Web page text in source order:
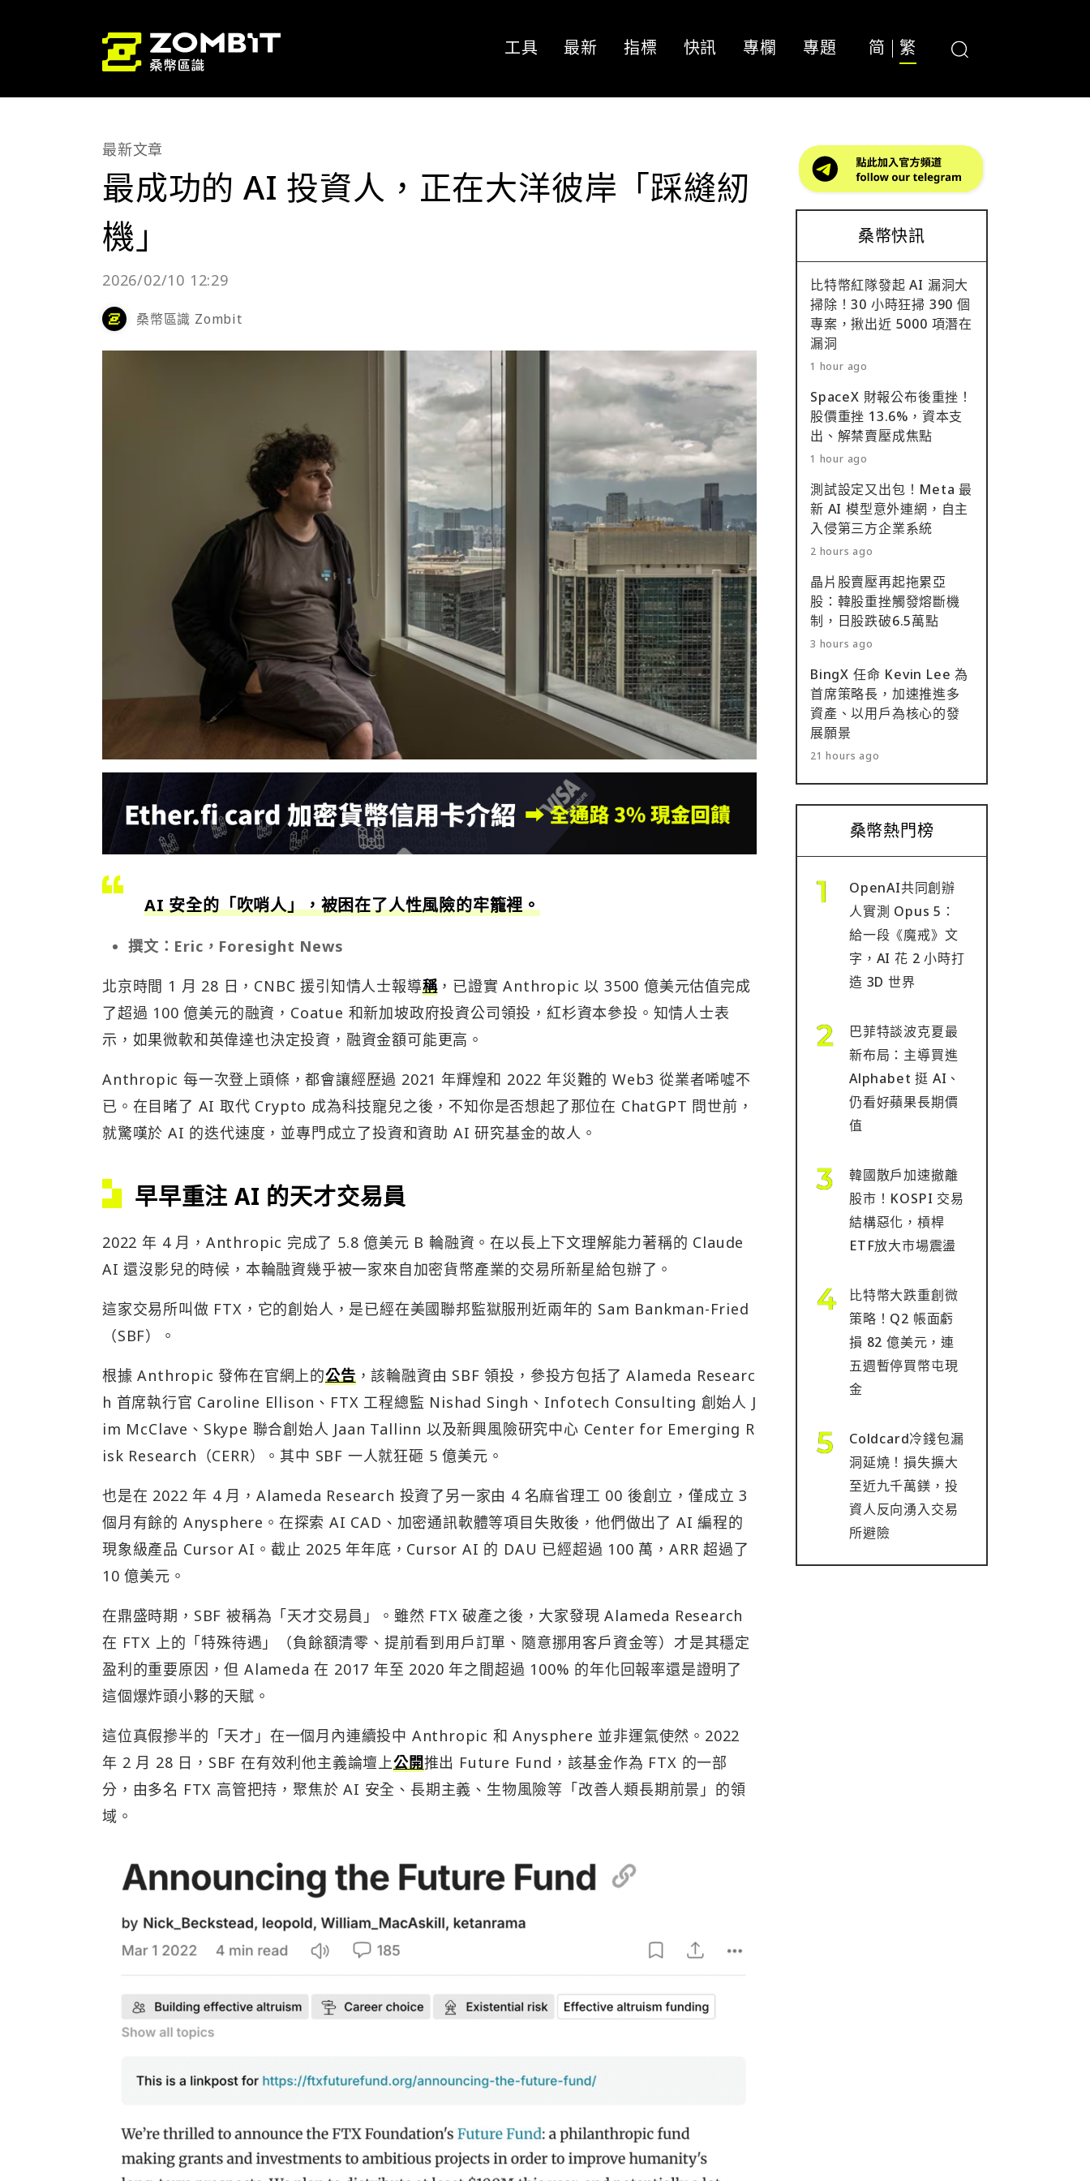
工具 最新 指標 快訊 專欄 專題 简 繁
最新文章
最成功的 AI 投資人，正在大洋彼岸「踩縫紉
機」
2026/02/10 12:29
桑幣區識 Zombit
AI 安全的「吹哨人」，被困在了人性風險的牢籠裡。
撰文：Eric，Foresight News
北京時間 1 月 28 日，CNBC 援引知情人士報導稱，已證實 Anthropic 以 3500 億美元估值完成
了超過 100 億美元的融資，Coatue 和新加坡政府投資公司領投，紅杉資本參投。知情人士表
示，如果微軟和英偉達也決定投資，融資金額可能更高。
Anthropic 每一次登上頭條，都會讓經歷過 2021 年輝煌和 2022 年災難的 Web3 從業者唏噓不
已。在目睹了 AI 取代 Crypto 成為科技寵兒之後，不知你是否想起了那位在 ChatGPT 問世前，
就驚嘆於 AI 的迭代速度，並專門成立了投資和資助 AI 研究基金的故人。
早早重注 AI 的天才交易員
2022 年 4 月，Anthropic 完成了 5.8 億美元 B 輪融資。在以長上下文理解能力著稱的 Claude
AI 還沒影兒的時候，本輪融資幾乎被一家來自加密貨幣產業的交易所新星給包辦了。
這家交易所叫做 FTX，它的創始人，是已經在美國聯邦監獄服刑近兩年的 Sam Bankman-Fried
（SBF）。
根據 Anthropic 發佈在官網上的公告，該輪融資由 SBF 領投，參投方包括了 Alameda Researc
h 首席執行官 Caroline Ellison、FTX 工程總監 Nishad Singh、Infotech Consulting 創始人 J
im McClave、Skype 聯合創始人 Jaan Tallinn 以及新興風險研究中心 Center for Emerging R
isk Research（CERR）。其中 SBF 一人就狂砸 5 億美元。
也是在 2022 年 4 月，Alameda Research 投資了另一家由 4 名麻省理工 00 後創立，僅成立 3
個月有餘的 Anysphere。在探索 AI CAD、加密通訊軟體等項目失敗後，他們做出了 AI 編程的
現象級產品 Cursor AI。截止 2025 年年底，Cursor AI 的 DAU 已經超過 100 萬，ARR 超過了
10 億美元。
在鼎盛時期，SBF 被稱為「天才交易員」。雖然 FTX 破產之後，大家發現 Alameda Research
在 FTX 上的「特殊待遇」（負餘額清零、提前看到用戶訂單、隨意挪用客戶資金等）才是其穩定
盈利的重要原因，但 Alameda 在 2017 年至 2020 年之間超過 100% 的年化回報率還是證明了
這個爆炸頭小夥的天賦。
這位真假摻半的「天才」在一個月內連續投中 Anthropic 和 Anysphere 並非運氣使然。2022
年 2 月 28 日，SBF 在有效利他主義論壇上公開推出 Future Fund，該基金作為 FTX 的一部
分，由多名 FTX 高管把持，聚焦於 AI 安全、長期主義、生物風險等「改善人類長期前景」的領
域。
桑幣快訊
比特幣紅隊發起 AI 漏洞大
掃除！30 小時狂掃 390 個
專案，揪出近 5000 項潛在
漏洞
1 hour ago
SpaceX 財報公布後重挫！
股價重挫 13.6%，資本支
出、解禁賣壓成焦點
1 hour ago
測試設定又出包！Meta 最
新 AI 模型意外連網，自主
入侵第三方企業系統
2 hours ago
晶片股賣壓再起拖累亞
股：韓股重挫觸發熔斷機
制，日股跌破6.5萬點
3 hours ago
BingX 任命 Kevin Lee 為
首席策略長，加速推進多
資產、以用戶為核心的發
展願景
21 hours ago
桑幣熱門榜
OpenAI共同創辦
人實測 Opus 5：
給一段《魔戒》文
字，AI 花 2 小時打
造 3D 世界
巴菲特談波克夏最
新布局：主導買進
Alphabet 挺 AI、
仍看好蘋果長期價
值
韓國散戶加速撤離
股市！KOSPI 交易
結構惡化，槓桿
ETF放大市場震盪
比特幣大跌重創微
策略！Q2 帳面虧
損 82 億美元，連
五週暫停買幣屯現
金
Coldcard冷錢包漏
洞延燒！損失擴大
至近九千萬鎂，投
資人反向湧入交易
所避險